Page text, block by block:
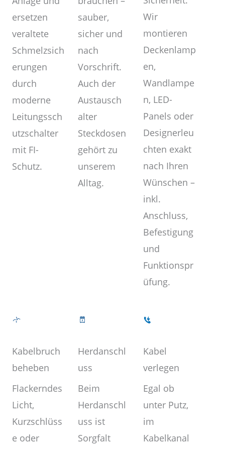
ersetzen
veraltete
Schmelzsich
erungen
durch
moderne
Leitungssch
utzschalter
mit FI-
Schutz.
sauber,
sicher und
nach
Vorschrift.
Auch der
Austausch
alter
Steckdosen
gehört zu
unserem
Alltag.
Wir
montieren
Deckenlamp
en,
Wandlampe
n, LED-
Panels oder
Designerleu
chten exakt
nach Ihren
Wünschen –
inkl.
Anschluss,
Befestigung
und
Funktionspr
üfung.
Kabelbruch
beheben
Flackerndes
Licht,
Kurzschlüss
e oder
Herdanschl
uss
Beim
Herdanschl
uss ist
Sorgfalt
Kabel
verlegen
Egal ob
unter Putz,
im
Kabelkanal